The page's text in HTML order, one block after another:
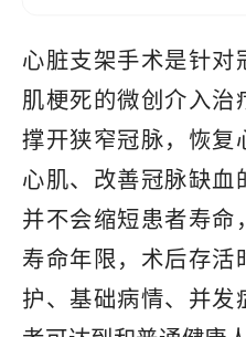
心脏支架手术是针对
肌梗死的微创介入治
撑开狭窄冠脉，恢复
心肌、改善冠脉缺血
并不会缩短患者寿命
寿命年限，术后存活
护、基础病情、并发